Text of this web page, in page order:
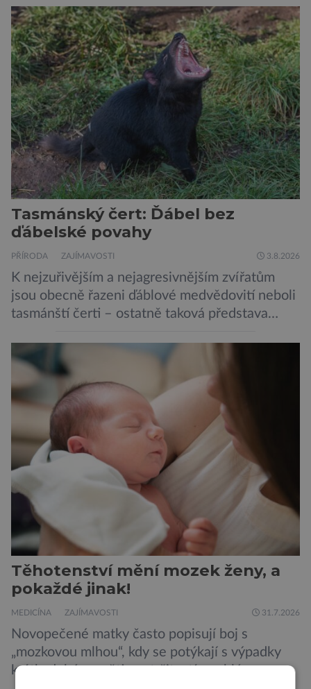
vede k zanedbávání dalších aktivit. Zúčastnilo
se jí 900 dospělých Němců, kteří uvedli, že se v
posledním roce alespoň jednou zapojili do hraní
her, sledování pornografie, sledování sociálních
sítí […]
Tasmánský čert: Ďábel bez
ďábelské povahy
PŘÍRODA ZAJÍMAVOSTI 3.8.2026
K nejzuřivějším a nejagresivnějším zvířatům
jsou obecně řazeni ďáblové medvědovití neboli
tasmánští čerti – ostatně taková představa
vačnatci, vyskytující se dnes již výhradně na
ostrově Tasmánie, si však takovou nálepku
vůbec nezaslouží. Fakticky se totiž spíše než o
zákeřné a nebezpečné vzteklouny jedná o
plaché živočichy. Velikostně […]
Těhotenství mění mozek ženy, a
pokaždé jinak!
MEDICÍNA ZAJÍMAVOSTI 31.7.2026
Novopečené matky často popisují boj s
„mozkovou mlhou“, kdy se potýkají s výpadky
krátkodobé paměti, roztržitostí, problémy se